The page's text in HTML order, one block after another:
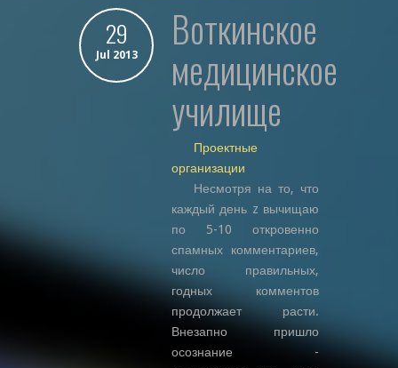
29
Jul 2013 воткинское
медицинское
училище
Проектные
организации
Несмотря на то, что
каждый день z вычищаю
по 5-10 откровенно
спамных комментариев,
число правильных,
годных комментов
продолжает расти.
Внезапно пришло
осознание -